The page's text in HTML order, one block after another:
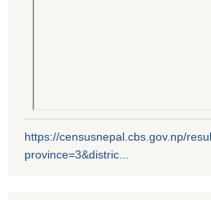
https://censusnepal.cbs.gov.np/
province=3&distric...